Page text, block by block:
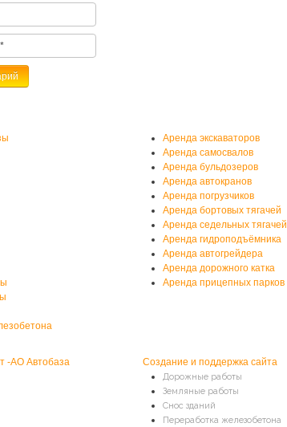
Аренда экскаваторов
Аренда самосвалов
Аренда бульдозеров
Аренда автокранов
Аренда погрузчиков
Аренда бортовых тягачей
Аренда седельных тягачей
Аренда гидроподъёмника
Аренда автогрейдера
Аренда дорожного катка
Аренда прицепных парков
Создание и поддержка сайта
Дорожные работы
Земляные работы
Снос зданий
Переработка железобетона